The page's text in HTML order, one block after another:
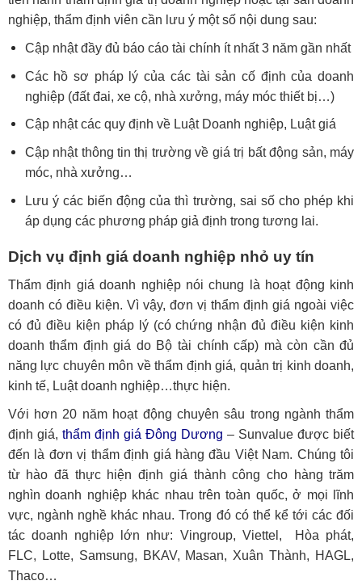
nghiệp, thẩm định viên cần lưu ý một số nội dung sau:
Cập nhật đầy đủ báo cáo tài chính ít nhất 3 năm gần nhất
Các hồ sơ pháp lý của các tài sản cố định của doanh
nghiệp (đất đai, xe cộ, nhà xưởng, máy móc thiết bị…)
Cập nhật các quy định về Luật Doanh nghiệp, Luật giá
Cập nhật thông tin thị trường về giá trị bất động sản, máy
móc, nhà xưởng…
Lưu ý các biến động của thì trường, sai số cho phép khi
áp dụng các phương pháp giả định trong tương lai.
Dịch vụ định giá doanh nghiệp nhỏ uy tín
Thẩm định giá doanh nghiệp nói chung là hoạt động kinh
doanh có điều kiện. Vì vậy, đơn vị thẩm định giá ngoài việc
có đủ điều kiện pháp lý (có chứng nhận đủ điều kiện kinh
doanh thẩm định giá do Bộ tài chính cấp) mà còn cần đủ
năng lực chuyên môn về thẩm định giá, quản trị kinh doanh,
kinh tế, Luật doanh nghiệp…thực hiện.
Với hơn 20 năm hoạt động chuyên sâu trong ngành thẩm
định giá, thẩm định giá Đông Dương – Sunvalue được biết
đến là đơn vị thẩm định giá hàng đầu Việt Nam. Chúng tôi
từ hào đã thực hiện định giá thành công cho hàng trăm
nghìn doanh nghiệp khác nhau trên toàn quốc, ở mọi lĩnh
vực, ngành nghề khác nhau. Trong đó có thể kể tới các đối
tác doanh nghiệp lớn như: Vingroup, Viettel, Hòa phát,
FLC, Lotte, Samsung, BKAV, Masan, Xuân Thành, HAGL,
Thaco…